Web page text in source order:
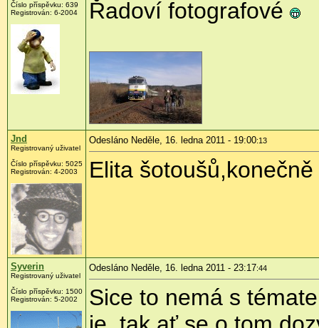
Číslo příspěvku: 639
Registrován: 6-2004 Řadoví fotografové
Jnd
Registrovaný uživatel
Číslo příspěvku: 5025
Registrován: 4-2003
Odesláno Neděle, 16. ledna 2011 - 19:00:13
Elita
Syverin
Registrovaný uživatel
Číslo příspěvku: 1500
Registrován: 5-2002
Odesláno Neděle, 16. ledna 2011 - 23:17:44
Sice to nemá s